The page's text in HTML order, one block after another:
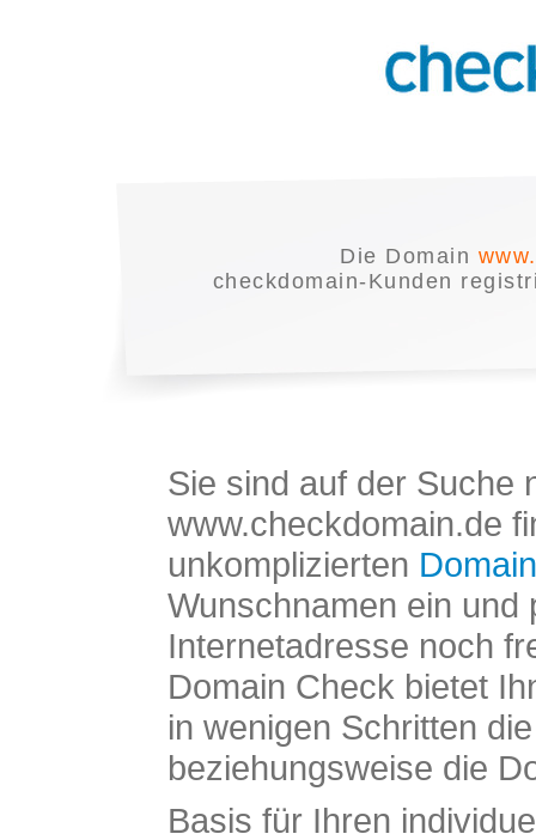
Die Domain
checkdomain-Kunden
Sie sind auf der Suche
www.checkdomain.de
unkomplizierten
Wunschnamen ein und
Internetadresse noch
Domain Check bietet
in wenigen Schritten
beziehungsweise die
Basis für Ihren